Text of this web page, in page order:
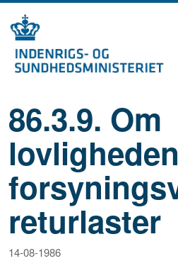
86.3.9. Om
returlaster
14-08-1986